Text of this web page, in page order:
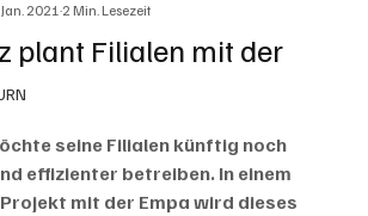
plant Filialen mit der
20212 Min. Lesezeit
Sternen bewertet.
seine Filialen künftig noch
effizienter betreiben. In einem
mit der Empa wird dieses